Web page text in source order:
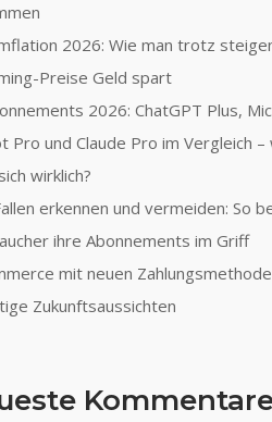
2026: Wie man trotz
Preise Geld spart
2026: ChatGPT Plus,
Pro und Claude Pro im Vergleich –
wirklich?
erkennen und vermeiden: So
ihre Abonnements im Griff
mit neuen
Zukunftsaussichten